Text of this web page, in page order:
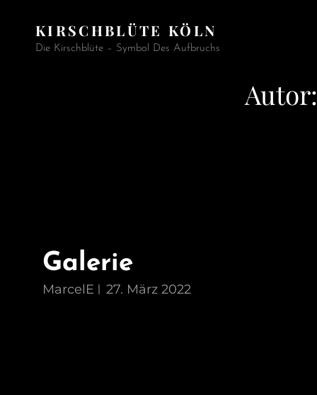
KIRSCHBLÜTE KÖLN
Die Kirschblüte – Symbol Des Aufbruchs
Autor:
Galerie
MarcelE 27. März 2022